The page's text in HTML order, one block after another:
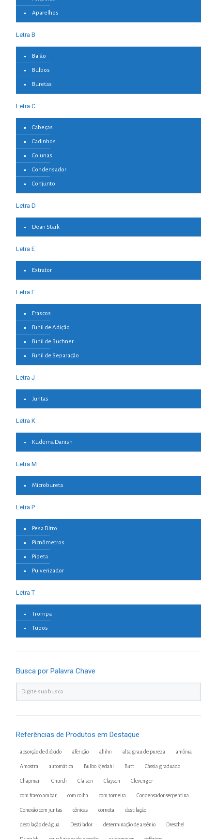
Aparelhos
Letra B
Balão
Bulbos
Buretas
Letra C
Cabeças
Cadinhos
Colunas
Condensador
Conjunto
Letra D
Dean Stark
Letra E
Extrator
Letra F
Frascos
Funil de Adição
Funil de Buchner
Funil de Separação
Letra J
Juntas
Letra K
Kuderna Danish
Letra M
Microbureta
Letra P
Pesa Filtro
Picnômetros
Pipeta
Pulverizador
Letra T
Trompa
Tubos
Busca por Palavra Chave
Referências de Produtos em Destaque
absorção de dióxido aferição allihn alta grau de pureza amônia
Amostra automática Bulbo Kjedahl Butt Cássia graduado
Chapman Church Claisen Claysen Clevenger
com frasco ambar com rolha com torneira Condensador serpentina
Conexão com juntas cônicas corneta destilação
destilação de água Destilador determinação de arsênio Dreschel